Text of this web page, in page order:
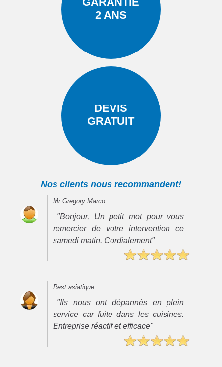
2 ANS
DEVIS
GRATUIT
Nos clients nous recommandent!
Mr Gregory Marco
"Bonjour, Un petit mot pour vous
remercier de votre intervention ce
samedi matin. Cordialement"
Rest asiatique
"Ils nous ont dépannés en plein
service car fuite dans les cuisines.
Entreprise réactif et efficace"